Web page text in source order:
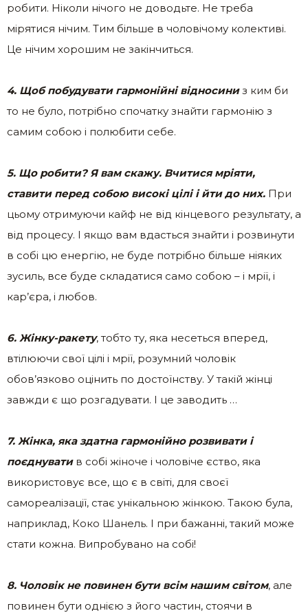
робити. Ніколи нічого не доводьте. Не треба
мірятися нічим. Тим більше в чоловічому колективі.
Це нічим хорошим не закінчиться.
4. Щоб побудувати гармонійні відносиниз ким би
то не було, потрібно спочатку знайти гармонію з
самим собою і полюбити себе.
5. Що робити? Я вам скажу. Вчитися мріяти,
ставити перед собою високі цілі і йти до них. При
цьому отримуючи кайф не від кінцевого результату, а
від процесу. І якщо вам вдасться знайти і розвинути
в собі цю енергію, не буде потрібно більше ніяких
зусиль, все буде складатися само собою – і мрії, і
кар’єра, і любов.
6. Жінку-ракету, тобто ту, яка несеться вперед,
втілюючи свої цілі і мрії, розумний чоловік
обов’язково оцінить по достоїнству. У такій жінці
завжди є що розгадувати. І це заводить …
7. Жінка, яка здатна гармонійно розвивати і
поєднуватив собі жіноче і чоловіче єство, яка
використовує все, що є в світі, для своєї
самореалізації, стає унікальною жінкою. Такою була,
наприклад, Коко Шанель. І при бажанні, такий може
стати кожна. Випробувано на собі!
8. Чоловік не повинен бути всім нашим світом, але
повинен бути однією з його частин, стоячи в